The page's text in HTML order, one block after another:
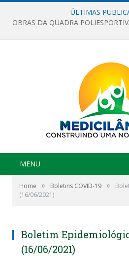
ÚLTIMAS
MENU
Home » Boletins COVID-19 »
(16/06/2021)
Boletim
(16/06/2021)